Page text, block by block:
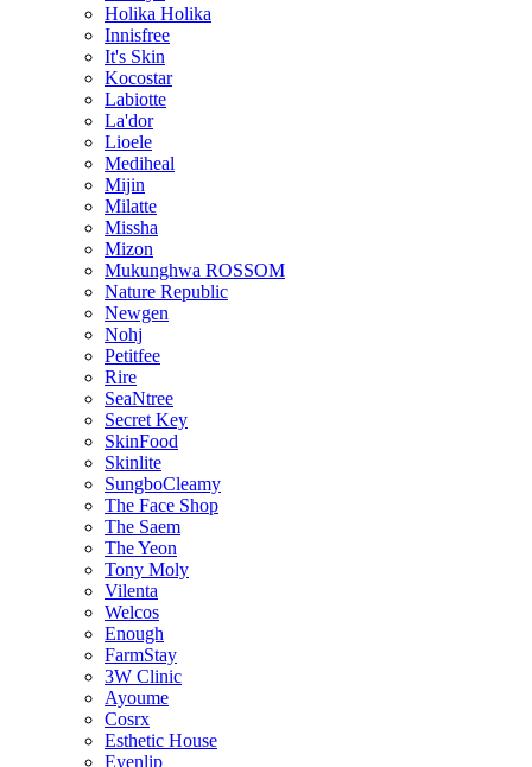
Holika Holika
Innisfree
It's Skin
Kocostar
Labiotte
La'dor
Lioele
Mediheal
Mijin
Milatte
Missha
Mizon
Mukunghwa ROSSOM
Nature Republic
Newgen
Nohj
Petitfee
Rire
SeaNtree
Secret Key
SkinFood
Skinlite
SungboCleamy
The Face Shop
The Saem
The Yeon
Tony Moly
Vilenta
Welcos
Enough
FarmStay
3W Clinic
Ayoume
Cosrx
Esthetic House
Eyenlip